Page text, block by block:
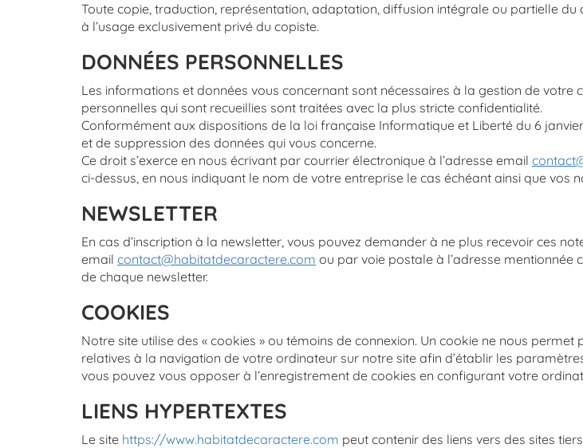
Toute copie, traduction, représentation, adaptation, diffusion intégrale ou partielle du
à l’usage exclusivement privé du copiste.
DONNÉES PERSONNELLES
Les informations et données vous concernant sont nécessaires à la gestion de
personnelles qui sont recueillies sont traitées avec la plus stricte confidentialité.
Conformément aux dispositions de la loi française Informatique et Liberté du 6
et de suppression des données qui vous concerne.
Ce droit s’exerce en nous écrivant par courrier électronique à l’adresse email
ci-dessus, en nous indiquant le nom de votre entreprise le cas échéant ainsi que vos
NEWSLETTER
En cas d’inscription à la newsletter, vous pouvez demander à ne plus recevoir ces
email contact@habitatdecaractere.com ou par voie postale à l’adresse mentionnée
de chaque newsletter.
COOKIES
Notre site utilise des « cookies » ou témoins de connexion. Un cookie ne nous
relatives à la navigation de votre ordinateur sur notre site afin d’établir les
vous pouvez vous opposer à l’enregistrement de cookies en configurant votre
LIENS HYPERTEXTES
Le site https://www.habitatdecaractere.com peut contenir des liens vers des sites